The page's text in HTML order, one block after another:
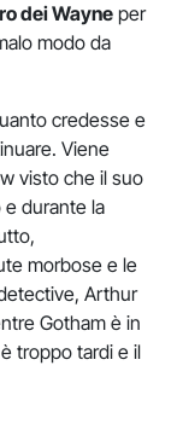
dei Wayneper
modo da
credesse e
Viene
visto che il suo
durante la
morbose e le
Arthur
Gotham è in
troppo tardi e il